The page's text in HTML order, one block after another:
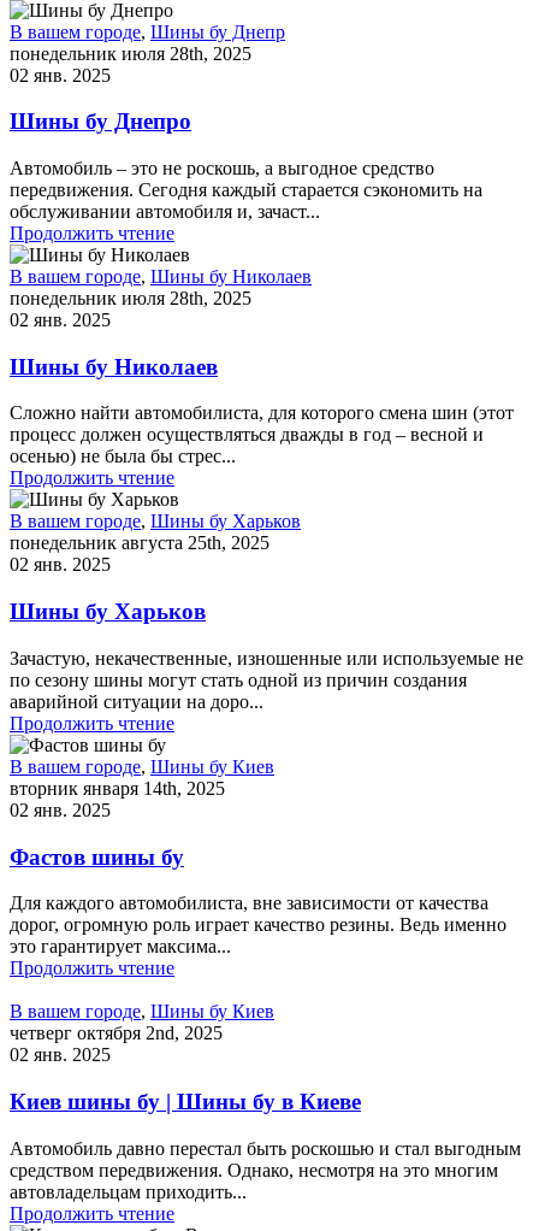
В вашем городе, Шины бу Днепр
понедельник июля 28th, 2025
02 янв. 2025
Шины бу Днепро
Автомобиль – это не роскошь, а выгодное средство
передвижения. Сегодня каждый старается сэкономить на
обслуживании автомобиля и, зачаст...
Продолжить чтение
В вашем городе, Шины бу Николаев
понедельник июля 28th, 2025
02 янв. 2025
Шины бу Николаев
Сложно найти автомобилиста, для которого смена шин (этот
процесс должен осуществляться дважды в год – весной и
осенью) не была бы стрес...
Продолжить чтение
В вашем городе, Шины бу Харьков
понедельник августа 25th, 2025
02 янв. 2025
Шины бу Харьков
Зачастую, некачественные, изношенные или используемые не
по сезону шины могут стать одной из причин создания
аварийной ситуации на доро...
Продолжить чтение
В вашем городе, Шины бу Киев
вторник января 14th, 2025
02 янв. 2025
Фастов шины бу
Для каждого автомобилиста, вне зависимости от качества
дорог, огромную роль играет качество резины. Ведь именно
это гарантирует максима...
Продолжить чтение
В вашем городе, Шины бу Киев
четверг октября 2nd, 2025
02 янв. 2025
Киев шины бу | Шины бу в Киеве
Автомобиль давно перестал быть роскошью и стал выгодным
средством передвижения. Однако, несмотря на это многим
автовладельцам приходить...
Продолжить чтение